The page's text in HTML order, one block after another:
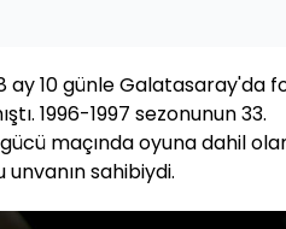
ay 10 günle Galatasaray'da
1996-1997 sezonunun 33.
maçında oyuna dahil
sahibiydi.